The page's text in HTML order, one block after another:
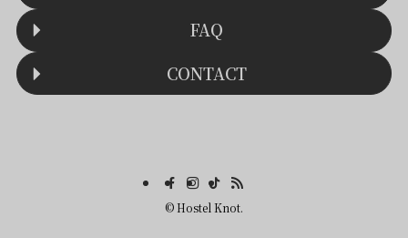
FAQ
CONTACT
©Hostel Knot.